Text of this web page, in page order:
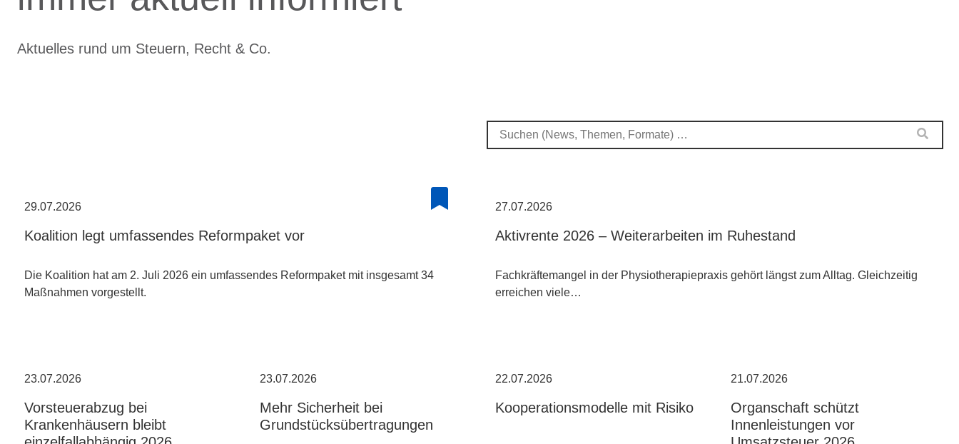
Aktuelles rund um Steuern, Recht & Co.
29.07.2026
Koalition legt umfassendes Reformpaket vor
Die Koalition hat am 2. Juli 2026 ein umfassendes Reformpaket mit insgesamt 34
Maßnahmen vorgestellt.
27.07.2026
Aktivrente 2026 – Weiterarbeiten im Ruhestand
Fachkräftemangel in der Physiotherapiepraxis gehört längst zum Alltag. Gleichzeitig
erreichen viele…
23.07.2026
Vorsteuerabzug bei
Krankenhäusern bleibt
23.07.2026
Mehr Sicherheit bei
Grundstücksübertragungen
22.07.2026
Kooperationsmodelle mit Risiko
21.07.2026
Organschaft schützt
Innenleistungen vor